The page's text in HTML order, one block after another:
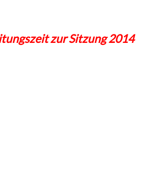
zur Sitzung 2014